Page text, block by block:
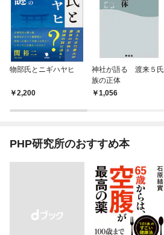
物部氏とニギハヤヒ
2,200
神社が語る 渡来５氏
族の正体
1,056
PHP研究所のおすすめ本